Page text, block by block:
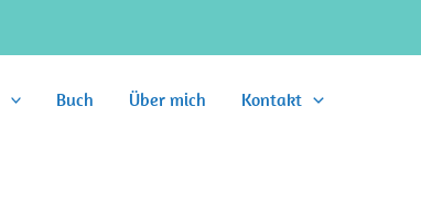
Buch Über mich Kontakt